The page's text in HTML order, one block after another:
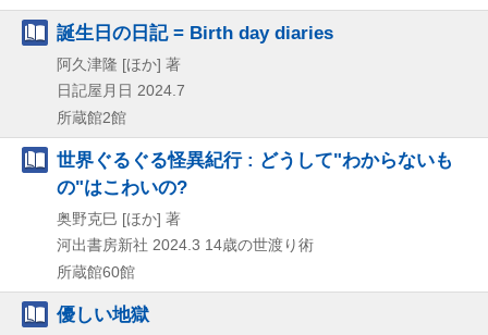
誕生日の日記 = Birth day diaries
阿久津隆 [ほか] 著
日記屋月日 2024.7
所蔵館2館
世界ぐるぐる怪異紀行 : どうして"わからないも
の"はこわいの?
奥野克巳 [ほか] 著
河出書房新社 2024.3 14歳の世渡り術
所蔵館60館
優しい地獄